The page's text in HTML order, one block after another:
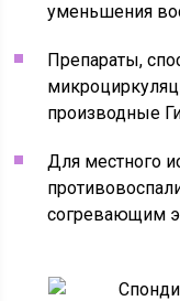
уменьшения
Препараты,
производные
Для местного
согревающим